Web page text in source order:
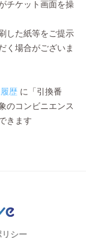
チケット画面を操
した紙等をご提示
く場合がございま
歴 に「引換番
のコンビニエンス
きます
シー